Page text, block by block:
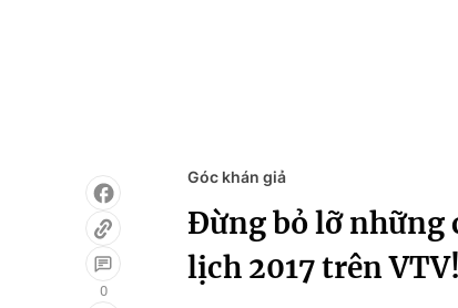
0
Góc khán giả
Đừng bỏ lỡ những
lịch 2017 trên VTV!